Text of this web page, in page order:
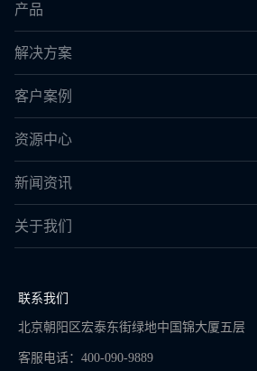
产品
解决方案
客户案例
资源中心
新闻资讯
关于我们
联系我们
北京朝阳区宏泰东街绿地中国锦大厦五层
客服电话：400-090-9889